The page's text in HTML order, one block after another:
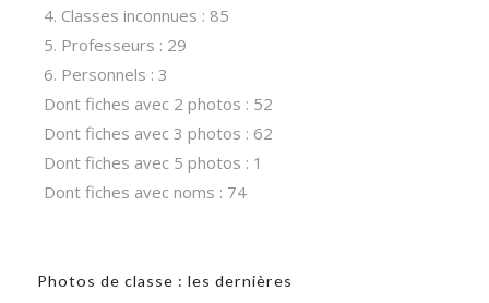
4. Classes inconnues : 85
5. Professeurs : 29
6. Personnels : 3
Dont fiches avec 2 photos : 52
Dont fiches avec 3 photos : 62
Dont fiches avec 5 photos : 1
Dont fiches avec noms : 74
Photos de classe : les dernières